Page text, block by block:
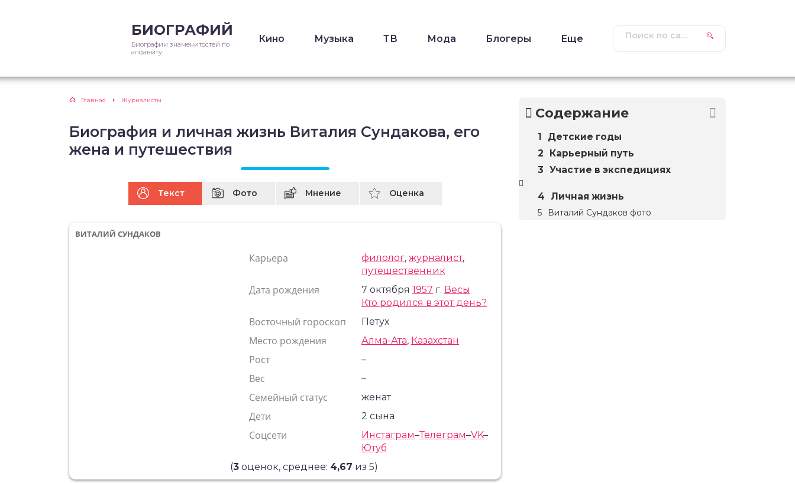
БИОГРАФИЙ
Биографии знаменитостей по
алфавиту
Кино Музыка ТВ Мода Блогеры Еще
Главная Журналисты
Биография и личная жизнь Виталия Сундакова, его
жена и путешествия
Текст Фото Мнение Оценка
ВИТАЛИЙ СУНДАКОВ
Карьера филолог,журналист,
путешественник
Дата рождения 7 октября1957 г. Весы
Кто родился в этот день?
Восточный гороскоп Петух
Место рождения Алма-Ата, Казахстан
Рост –
Вес –
Семейный статус женат
Дети 2 сына
Соцсети Инстаграм–Телеграм–VK–
Ютуб
(3 оценок, среднее: 4,67 из 5)
Содержание
Детские годы
Карьерный путь
Участие в экспедициях
Личная жизнь
Виталий Сундаков фото